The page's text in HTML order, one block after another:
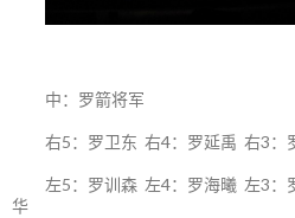
中：罗箭将军
右5：罗卫东 右4：罗延禹 右3：
左5：罗训森 左4：罗海曦 左3
华